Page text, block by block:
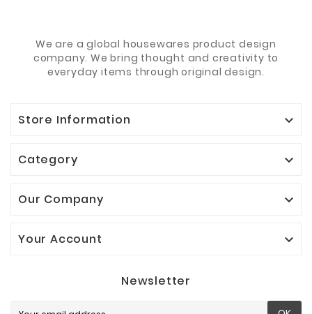
We are a global housewares product design
company. We bring thought and creativity to
everyday items through original design.
Store Information 
Category 
Our Company 
Your Account 
Newsletter